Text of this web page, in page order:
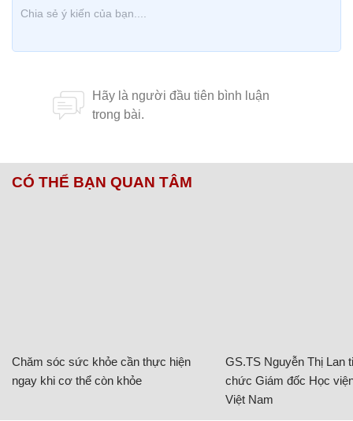
CÓ THỂ BẠN QUAN TÂM
Chăm sóc sức khỏe cần thực hiện
ngay khi cơ thể còn khỏe
GS.TS Nguyễn Thị Lan
chức Giám đốc Học
Việt Nam